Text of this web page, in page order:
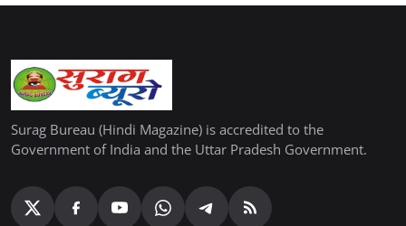
Surag Bureau (Hindi Magazine) is accredited to the
Government of India and the Uttar Pradesh Government.